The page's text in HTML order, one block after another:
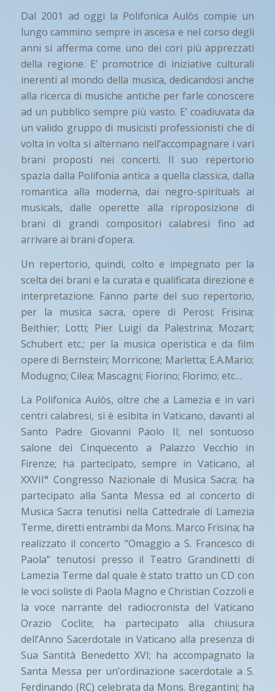
Dal 2001 ad oggi la Polifonica Aulòs compie un
lungo cammino sempre in ascesa e nel corso degli
anni si afferma come uno dei cori più apprezzati
della regione. E’ promotrice di iniziative culturali
inerenti al mondo della musica, dedicandosi anche
alla ricerca di musiche antiche per farle conoscere
ad un pubblico sempre più vasto. E’ coadiuvata da
un valido gruppo di musicisti professionisti che di
volta in volta si alternano nell’accompagnare i vari
brani proposti nei concerti. Il suo repertorio
spazia dalla Polifonia antica a quella classica, dalla
romantica alla moderna, dai negro-spirituals ai
musicals, dalle operette alla riproposizione di
brani di grandi compositori calabresi fino ad
arrivare ai brani d’opera.
Un repertorio, quindi, colto e impegnato per la
scelta dei brani e la curata e qualificata direzione e
interpretazione. Fanno parte del suo repertorio,
per la musica sacra, opere di Perosi; Frisina;
Beithier; Lotti; Pier Luigi da Palestrina; Mozart;
Schubert etc.; per la musica operistica e da film
opere di Bernstein; Morricone; Marletta; E.A.Mario;
Modugno; Cilea; Mascagni; Fiorino; Florimo; etc…
La Polifonica Aulòs, oltre che a Lamezia e in vari
centri calabresi, si è esibita in Vaticano, davanti al
Santo Padre Giovanni Paolo II; nel sontuoso
salone dei Cinquecento a Palazzo Vecchio in
Firenze; ha partecipato, sempre in Vaticano, al
XXVII° Congresso Nazionale di Musica Sacra; ha
partecipato alla Santa Messa ed al concerto di
Musica Sacra tenutisi nella Cattedrale di Lamezia
Terme, diretti entrambi da Mons. Marco Frisina; ha
realizzato il concerto “Omaggio a S. Francesco di
Paola” tenutosi presso il Teatro Grandinetti di
Lamezia Terme dal quale è stato tratto un CD con
le voci soliste di Paola Magno e Christian Cozzoli e
la voce narrante del radiocronista del Vaticano
Orazio Coclite; ha partecipato alla chiusura
dell’Anno Sacerdotale in Vaticano alla presenza di
Sua Santità Benedetto XVI; ha accompagnato la
Santa Messa per un’ordinazione sacerdotale a S.
Ferdinando (RC) celebrata da Mons. Bregantini; ha